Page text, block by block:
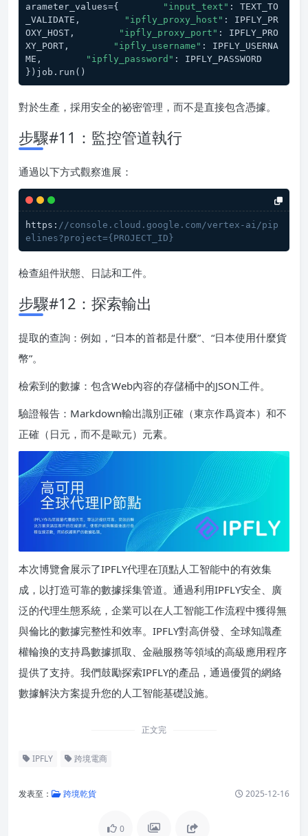
arameter_values={
"input_text" : TEXT_TO
_VALIDATE,
"ipfly_proxy_host" : IPFLY_PR
OXY_HOST,
"ipfly_proxy_port" : IPFLY_PRO
XY_PORT,
"ipfly_username" : IPFLY_USERNA
ME,
"ipfly_password" : IPFLY_PASSWORD
})job.run()
對於生產，採用安全的祕密管理，而不是直接包含憑據。
步驟#11：監控管道執行
通過以下方式觀察進展：
https: //console.cloud.google.com/vertex-ai/pip
elines?project={PROJECT_ID}
檢查組件狀態、日誌和工件。
步驟#12：探索輸出
提取的查詢：例如，“日本的首都是什麼”、“日本使用什麼貨
幣”。
檢索到的數據：包含Web內容的存儲桶中的JSON工件。
驗證報告：Markdown輸出識別正確（東京作爲資本）和不
正確（日元，而不是歐元）元素。
本次博覽會展示了IPFLY代理在頂點人工智能中的有效集
成，以打造可靠的數據採集管道。通過利用IPFLY安全、廣
泛的代理生態系統，企業可以在人工智能工作流程中獲得無
與倫比的數據完整性和效率。IPFLY對高併發、全球知識產
權輪換的支持爲數據抓取、金融服務等領域的高級應用程序
提供了支持。我們鼓勵探索IPFLY的產品，通過優質的網絡
數據解決方案提升您的人工智能基礎設施。
正文完
IPFLY 跨境電商
发表至： 跨境乾貨 2025-12-16
0